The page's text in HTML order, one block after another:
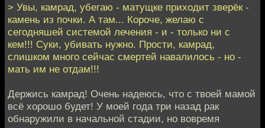
> Увы, камрад, убегаю - матущке приходит зверёк -
камень из почки. А там... Короче, желаю с
сегодняшей системой лечения - и - только ни с
кем!!! Суки, убивать нужно. Прости, камрад,
слишком много сейчас смертей навалилось - но -
мать им не отдам!!!
Держись камрад! Очень надеюсь, что с твоей мамой
всё хорошо будет! У моей года три назад рак
обнаружили в начальной стадии, но вовремя